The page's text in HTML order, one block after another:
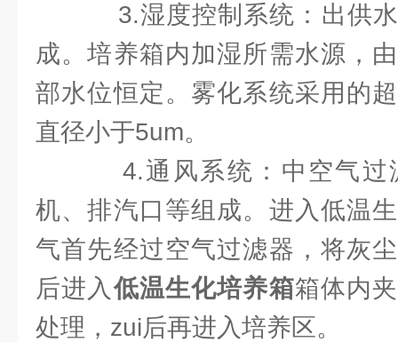
3.湿度控制系统：出供
成。培养箱内加湿所需水源，
部水位恒定。雾化系统采用的
直径小于5um。
4.通风系统：中空气过
机、排汽口等组成。进入低温
气首先经过空气过滤器，将灰
后进入低温生化培养箱箱体内
处理，zui后再进入培养区。